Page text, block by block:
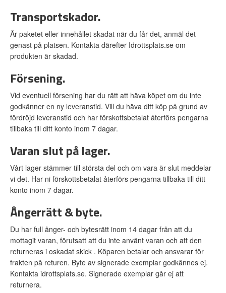
Transportskador.
Är paketet eller innehållet skadat när du får det, anmäl det
genast på platsen. Kontakta därefter Idrottsplats.se om
produkten är skadad.
Försening.
Vid eventuell försening har du rätt att häva köpet om du inte
godkänner en ny leveranstid. Vill du häva ditt köp på grund av
fördröjd leveranstid och har förskottsbetalat återförs pengarna
tillbaka till ditt konto inom 7 dagar.
Varan slut på lager.
Vårt lager stämmer till största del och om vara är slut meddelar
vi det. Har ni förskottsbetalat återförs pengarna tillbaka till ditt
konto inom 7 dagar.
Ångerrätt & byte.
Du har full ånger- och bytesrätt inom 14 dagar från att du
mottagit varan, förutsatt att du inte använt varan och att den
returneras i oskadat skick . Köparen betalar och ansvarar för
frakten på returen. Byte av signerade exemplar godkännes ej.
Kontakta idrottsplats.se. Signerade exemplar går ej att
returnera.